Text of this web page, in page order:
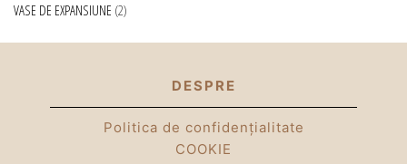
VASE DE EXPANSIUNE 2
DESPRE
Politica de confidențialitate
COOKIE